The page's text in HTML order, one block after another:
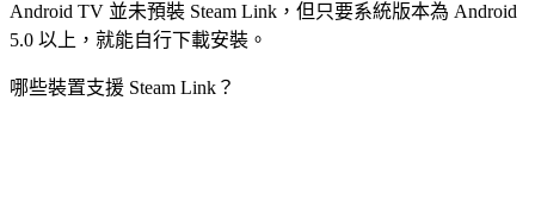
Android TV 並未預裝 Steam Link，但只要系統版本為 Android
5.0 以上，就能自行下載安裝。
哪些裝置支援 Steam Link？